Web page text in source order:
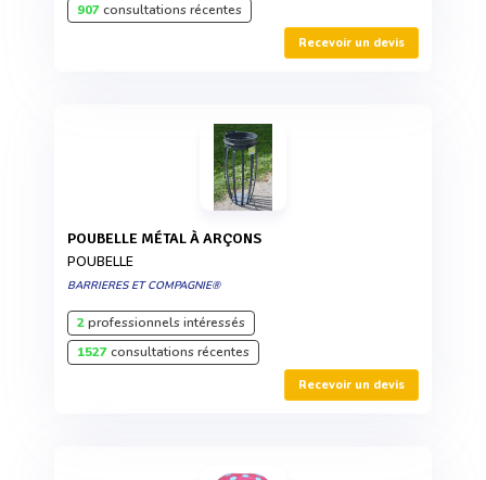
907consultations récentes
Recevoir un devis
POUBELLE MÉTAL À ARÇONS
POUBELLE
BARRIERES ET COMPAGNIE®
2professionnels intéressés
1527consultations récentes
Recevoir un devis